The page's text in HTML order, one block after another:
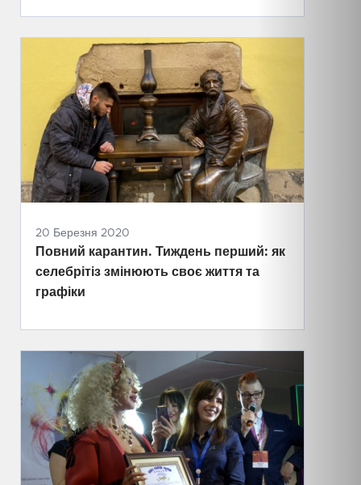
20 Березня 2020
Повний карантин. Тиждень перший: як
селебрітіз змінюють своє життя та
графіки